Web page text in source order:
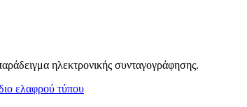
ηλεκτρονικής συνταγογράφησης.
ελαφρού τύπου